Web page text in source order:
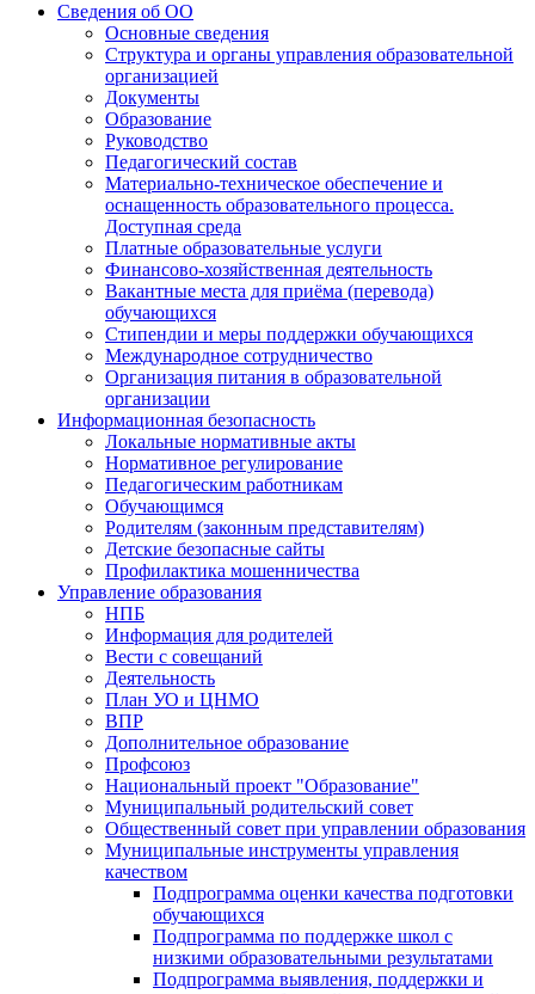
Сведения об ОО
Основные сведения
Структура и органы управления образовательной
организацией
Документы
Образование
Руководство
Педагогический состав
Материально-техническое обеспечение и
оснащенность образовательного процесса.
Доступная среда
Платные образовательные услуги
Финансово-хозяйственная деятельность
Вакантные места для приёма (перевода)
обучающихся
Стипендии и меры поддержки обучающихся
Международное сотрудничество
Организация питания в образовательной
организации
Информационная безопасность
Локальные нормативные акты
Нормативное регулирование
Педагогическим работникам
Обучающимся
Родителям (законным представителям)
Детские безопасные сайты
Профилактика мошенничества
Управление образования
НПБ
Информация для родителей
Вести с совещаний
Деятельность
План УО и ЦНМО
ВПР
Дополнительное образование
Профсоюз
Национальный проект "Образование"
Муниципальный родительский совет
Общественный совет при управлении образования
Муниципальные инструменты управления
качеством
Подпрограмма оценки качества подготовки
обучающихся
Подпрограмма по поддержке школ с
низкими образовательными результатами
Подпрограмма выявления, поддержки и